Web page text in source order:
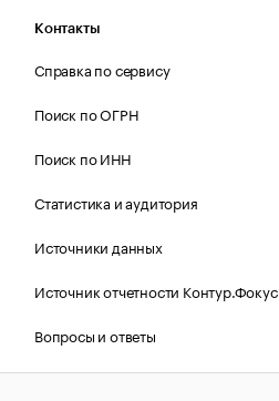
Контакты
Справка по сервису
Поиск по ОГРН
Поиск по ИНН
Статистика и аудитория
Источники данных
Источник отчетности Контур.Фокус
Вопросы и ответы
Политика Cookies РБК